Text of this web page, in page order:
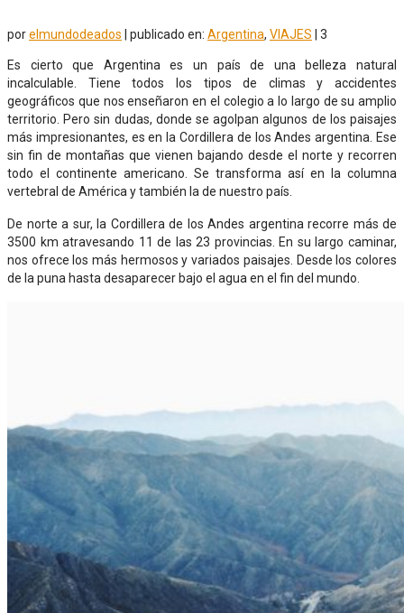
porelmundodeados publicado en: Argentina, VIAJES 3
Es cierto que Argentina es un país de una belleza natural
incalculable. Tiene todos los tipos de climas y accidentes
geográficos que nos enseñaron en el colegio a lo largo de su amplio
territorio. Pero sin dudas, donde se agolpan algunos de los paisajes
más impresionantes, es en la Cordillera de los Andes argentina. Ese
sin fin de montañas que vienen bajando desde el norte y recorren
todo el continente americano. Se transforma así en la columna
vertebral de América y también la de nuestro país.
De norte a sur, la Cordillera de los Andes argentina recorre más de
3500 km atravesando 11 de las 23 provincias. En su largo caminar,
nos ofrece los más hermosos y variados paisajes. Desde los colores
de la puna hasta desaparecer bajo el agua en el fin del mundo.